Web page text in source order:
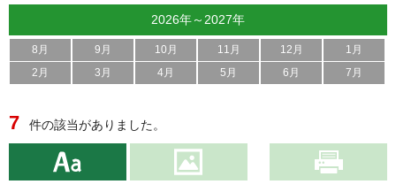
2026年～2027年
8月 9月 10月 11月 12月
1月
2月
3月 4月 5月 6月 7月
7 件の該当がありました。